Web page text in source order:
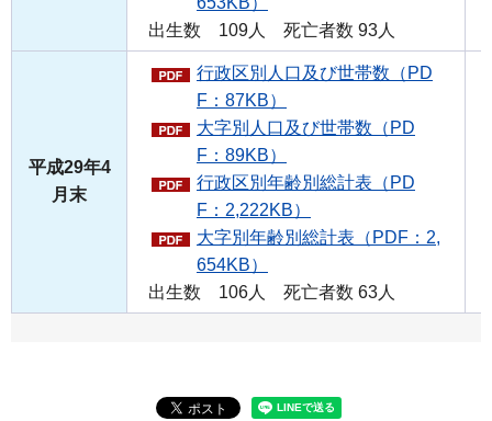
出生数 109人 死亡者数 93人
平成29年4
月末
行政区別人口及び世帯数（PD
F：87KB）
大字別人口及び世帯数（PD
F：89KB）
行政区別年齢別総計表（PD
F：2,222KB）
大字別年齢別総計表（PDF：2,
654KB）
出生数 106人 死亡者数 63人